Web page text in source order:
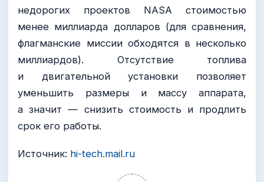
недорогих проектов NASA стоимостью
менее миллиарда долларов (для сравнения,
флагманские миссии обходятся в несколько
миллиардов). Отсутствие топлива
и двигательной установки позволяет
уменьшить размеры и массу аппарата,
а значит — снизить стоимость и продлить
срок его работы.
Источник: hi-tech.mail.ru